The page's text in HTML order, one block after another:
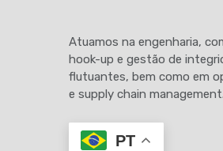
Atuamos na engenharia,
hook-up e gestão de
flutuantes, bem como em
e supply chain management.
PT